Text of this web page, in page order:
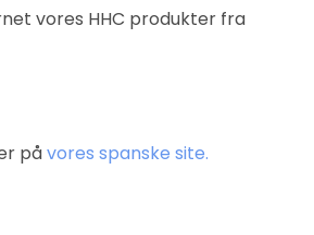
vores HHC produkter fra
påvores spanske site.